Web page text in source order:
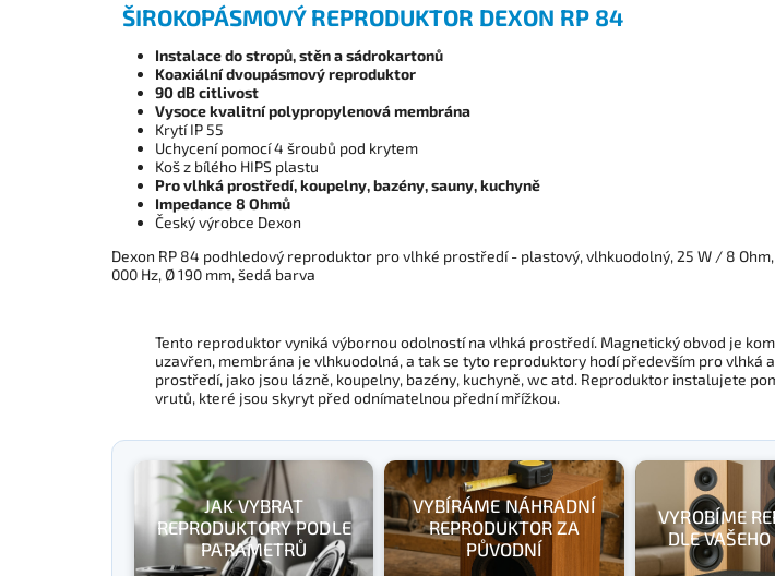
ŠIROKOPÁSMOVÝ REPRODUKTOR DEXON RP 84
Instalace do stropů, stěn a sádrokartonů
Koaxiální dvoupásmový reproduktor
90 dB citlivost
Vysoce kvalitní polypropylenová membrána
Krytí IP 55
Uchycení pomocí 4 šroubů pod krytem
Koš z bílého HIPS plastu
Pro vlhká prostředí, koupelny, bazény, sauny, kuchyně
Impedance 8 Ohmů
Český výrobce Dexon
Dexon RP 84 podhledový reproduktor pro vlhké prostředí - plastový, vlhkuodolný, 25 W / 8 Ohm,
000 Hz, Ø 190 mm, šedá barva
Tento reproduktor vyniká výbornou odolností na vlhká prostředí. Magnetický obvod je
uzavřen, membrána je vlhkuodolná, a tak se tyto reproduktory hodí především pro vlhká
prostředí, jako jsou lázně, koupelny, bazény, kuchyně, wc atd. Reproduktor instalujete
vrutů, které jsou skyryt před odnímatelnou přední mřížkou.
JAK VYBRAT
REPRODUKTORY PODLE
PARAMETRŮ
VYBÍRÁME NÁHRADNÍ
REPRODUKTOR ZA
PŮVODNÍ
VYROBÍME
DLE